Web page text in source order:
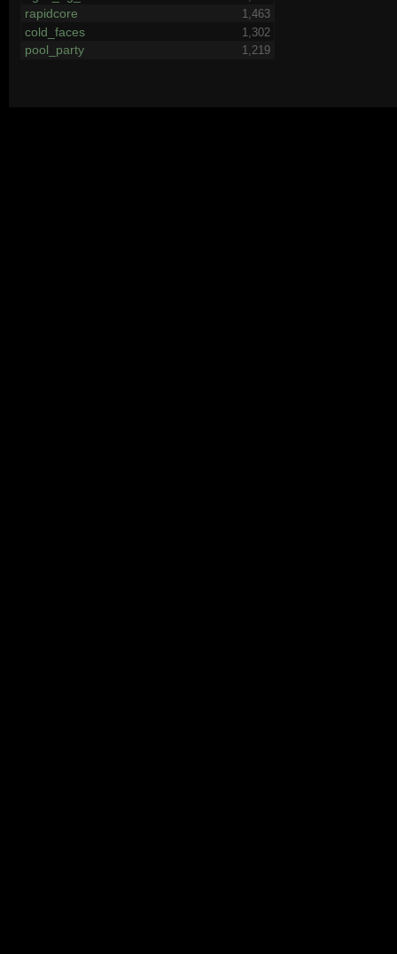
rapidcore 1,463
cold_faces 1,302
pool_party 1,219